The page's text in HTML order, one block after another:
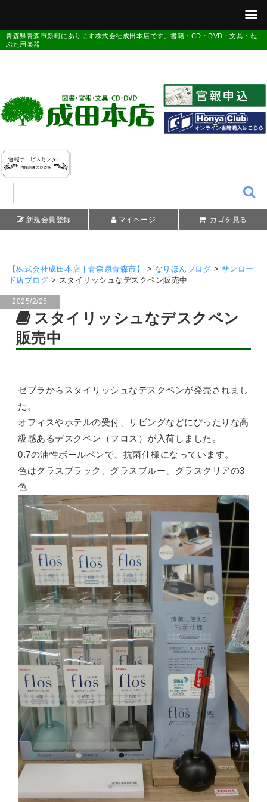
青森県青森市新町にあります株式会社成田本店です。書籍・CD・DVD・文具・ね
ぶた用楽器
新規会員登録 マイページ カゴを見る
【株式会社成田本店 | 青森県青森市】 > なりほんブログ > サンロー
ド店ブログ > スタイリッシュなデスクペン販売中
2025/2/25
スタイリッシュなデスクペン
販売中
ゼブラからスタイリッシュなデスクペンが発売されまし
た。
オフィスやホテルの受付、リビングなどにぴったりな高
級感あるデスクペン（フロス）が入荷しました。
0.7の油性ボールペンで、抗菌仕様になっています。
色はグラスブラック、グラスブルー、グラスクリアの3
色